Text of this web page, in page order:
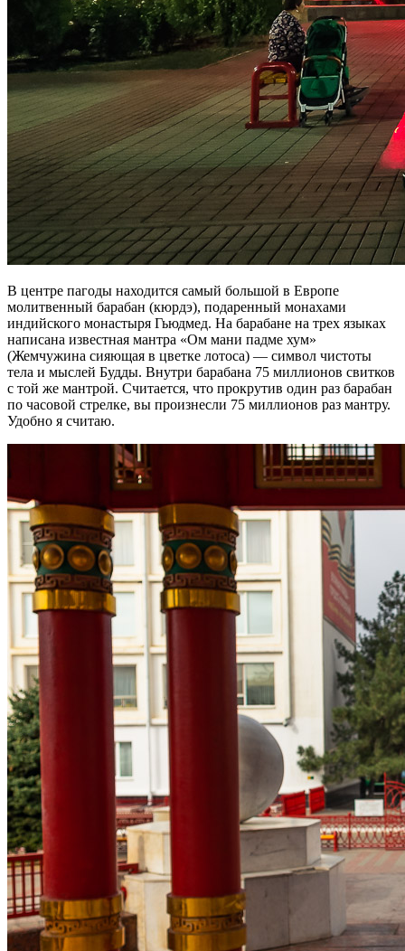
В центре пагоды находится самый большой в Европе
молитвенный барабан (кюрдэ), подаренный монахами
индийского монастыря Гьюдмед. На барабане на трех языках
написана известная мантра «Ом мани падме хум»
(Жемчужина сияющая в цветке лотоса) — символ чистоты
тела и мыслей Будды. Внутри барабана 75 миллионов свитков
с той же мантрой. Считается, что прокрутив один раз барабан
по часовой стрелке, вы произнесли 75 миллионов раз мантру.
Удобно я считаю.